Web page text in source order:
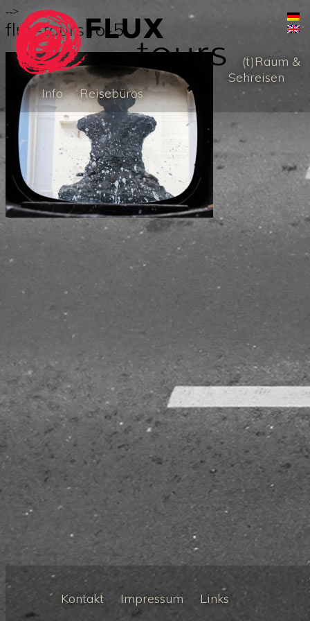
(t)Raum &
Sehreisen
Info
Reisebüros
-->
flux-tours ro-5
Kontakt Impressum Links